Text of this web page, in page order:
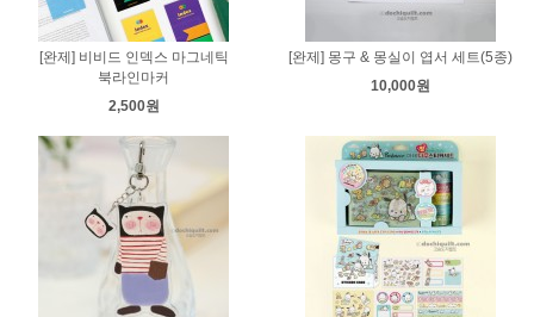
[완제] 비비드 인덱스 마그네틱
북라인마커
2,500원
[완제] 몽구 & 몽실이 엽서 세트(5종)
10,000원